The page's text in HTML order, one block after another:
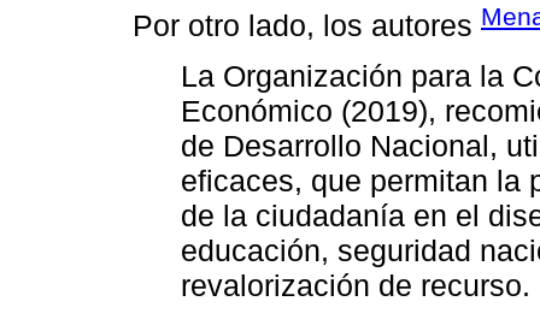
Por otro lado, los autores
La Organización para la
Económico (2019),
de Desarrollo Nacional,
eficaces, que permitan la
de la ciudadanía en el
educación, seguridad
revalorización de recurso.